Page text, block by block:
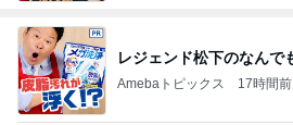
レジェンド松下のなんで
Amebaトピックス 17時間前